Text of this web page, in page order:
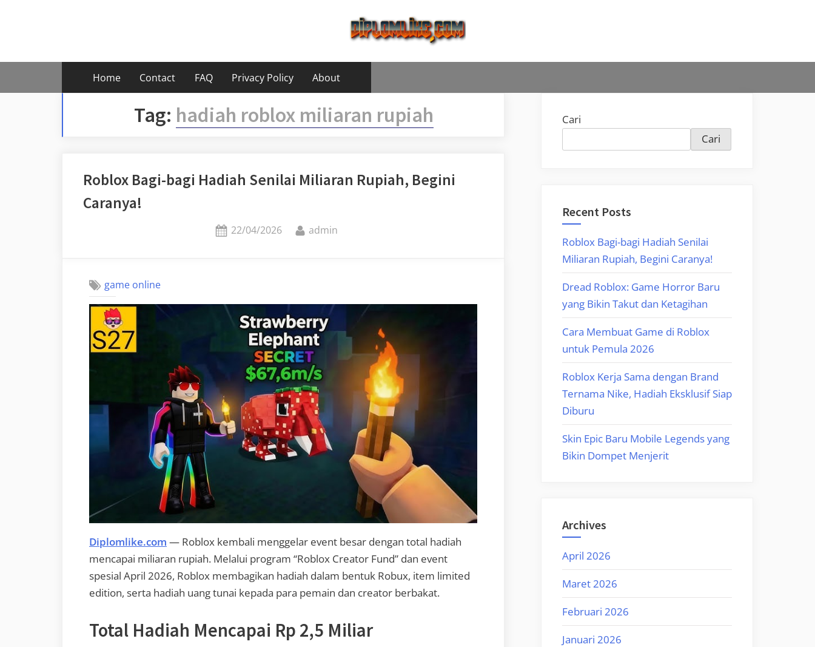
Home Contact FAQ Privacy Policy About
Tag: hadiah roblox miliaran rupiah
Roblox Bagi-bagi Hadiah Senilai Miliaran Rupiah, Begini
Caranya!
Posted
22/04/2026 By
admin
game online
Diplomlike.com — Roblox kembali menggelar event besar dengan total hadiah
mencapai miliaran rupiah. Melalui program “Roblox Creator Fund” dan event
spesial April 2026, Roblox membagikan hadiah dalam bentuk Robux, item limited
edition, serta hadiah uang tunai kepada para pemain dan creator berbakat.
Total Hadiah Mencapai Rp 2,5 Miliar
Cari
Cari
Recent Posts
Roblox Bagi-bagi Hadiah Senilai
Miliaran Rupiah, Begini Caranya!
Dread Roblox: Game Horror Baru
yang Bikin Takut dan Ketagihan
Cara Membuat Game di Roblox
untuk Pemula 2026
Roblox Kerja Sama dengan Brand
Ternama Nike, Hadiah Eksklusif Siap
Diburu
Skin Epic Baru Mobile Legends yang
Bikin Dompet Menjerit
Archives
April 2026
Maret 2026
Februari 2026
Januari 2026